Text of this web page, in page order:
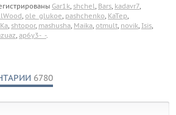
Gar1k, shchel, Bars, kadavr7,
, ole_glukoe, pashchenko, KaTep,
, shtopor, mashusha, Maika, otmult, novik, Isis,
, ap6y3-_-.
6780